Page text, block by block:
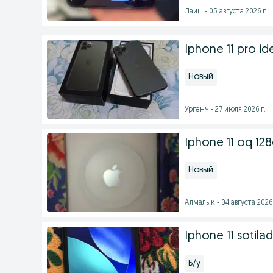
Лаиш - 05 августа 2026 г.
Iphone 11 pro
Новый
Ургенч - 27 июля 2026 г.
Iphone 11 oq
Новый
Алмалык - 04 августа 2026
Iphone 11
Б/у